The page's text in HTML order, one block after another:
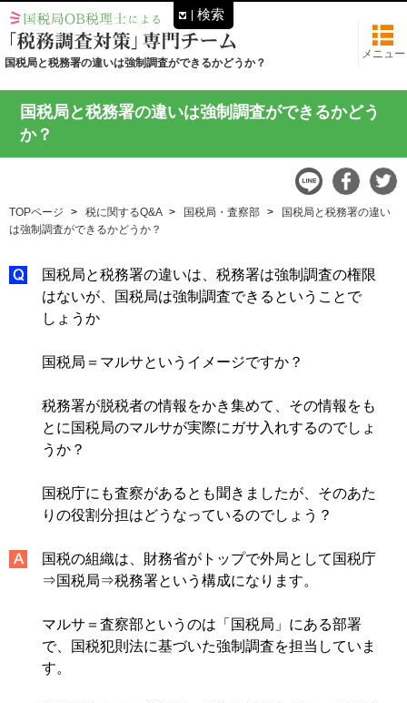
国税局と税務署の違いは強制調査ができるかどうか？
メニュー
国税局と税務署の違いは強制調査ができるかどう
か？
TOPページ 税に関するQ&A 国税局・査察部
国税局と税務署の違い
は強制調査ができるかどうか？
国税局と税務署の違いは、税務署は強制調査の権限
はないが、国税局は強制調査できるということで
しょうか
国税局＝マルサというイメージですか？
税務署が脱税者の情報をかき集めて、その情報をも
とに国税局のマルサが実際にガサ入れするのでしょ
うか？
国税庁にも査察があるとも聞きましたが、そのあた
りの役割分担はどうなっているのでしょう？
国税の組織は、財務省がトップで外局として国税庁
⇒国税局⇒税務署という構成になります。
マルサ＝査察部というのは「国税局」にある部署
で、国税犯則法に基づいた強制調査を担当していま
す。
検索